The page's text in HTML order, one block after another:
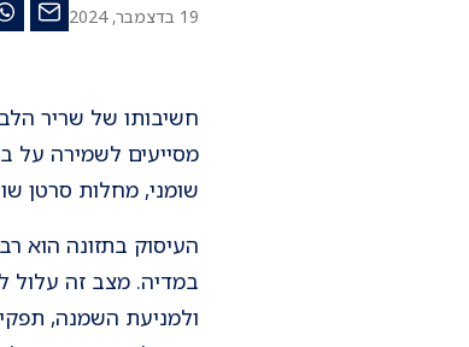
19 בדצמבר, 2024
חשיבותו של שריר הלב
מסייעים לשמירה על
שומני, מחלות סרטן
העיסוק בתזונה הוא
במדיה. מצב זה עלול
ולמניעת השמנה,